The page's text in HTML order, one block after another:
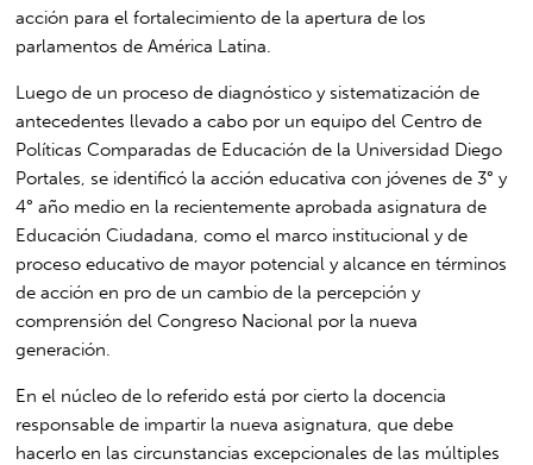
acción para el fortalecimiento de la apertura de los
parlamentos de América Latina.
Luego de un proceso de diagnóstico y sistematización de
antecedentes llevado a cabo por un equipo del Centro de
Políticas Comparadas de Educación de la Universidad Diego
Portales, se identificó la acción educativa con jóvenes de 3° y
4° año medio en la recientemente aprobada asignatura de
Educación Ciudadana, como el marco institucional y de
proceso educativo de mayor potencial y alcance en términos
de acción en pro de un cambio de la percepción y
comprensión del Congreso Nacional por la nueva
generación.
En el núcleo de lo referido está por cierto la docencia
responsable de impartir la nueva asignatura, que debe
hacerlo en las circunstancias excepcionales de las múltiples